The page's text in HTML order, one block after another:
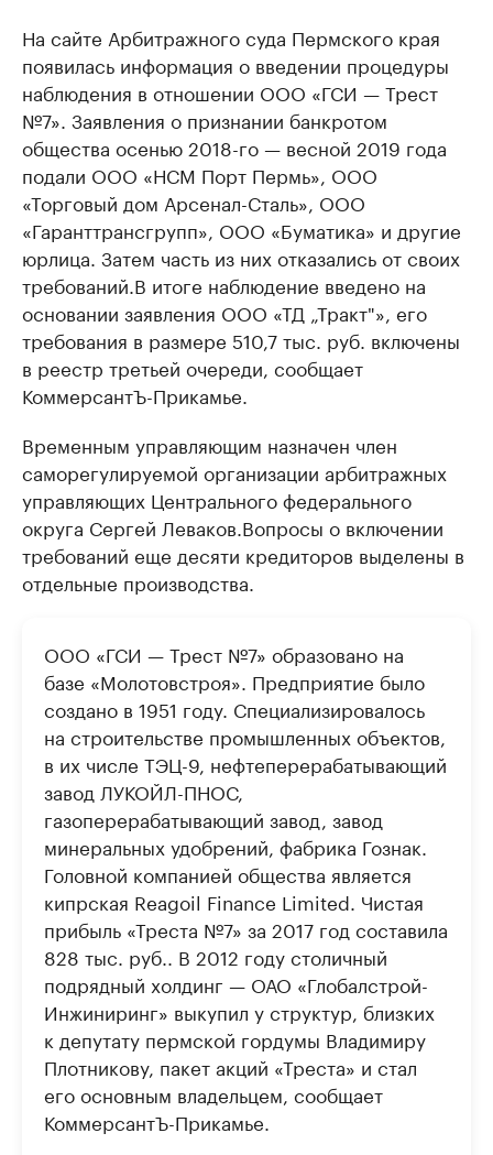
На сайте Арбитражного суда Пермского края
появилась информация о введении процедуры
наблюдения в отношении ООО «ГСИ — Трест
№7». Заявления о признании банкротом
общества осенью 2018-го — весной 2019 года
подали ООО «НСМ Порт Пермь», ООО
«Торговый дом Арсенал-Сталь», ООО
«Гаранттрансгрупп», ООО «Буматика» и другие
юрлица. Затем часть из них отказались от своих
требований. В итоге наблюдение введено на
основании заявления ООО «ТД „Тракт"», его
требования в размере 510,7 тыс. руб. включены
в реестр третьей очереди, сообщает
КоммерсантЪ-Прикамье.
Временным управляющим назначен член
саморегулируемой организации арбитражных
управляющих Центрального федерального
округа Сергей Леваков. Вопросы о включении
требований еще десяти кредиторов выделены в
отдельные производства.
ООО «ГСИ — Трест №7» образовано на
базе «Молотовстроя». Предприятие было
создано в 1951 году. Специализировалось
на строительстве промышленных объектов,
в их числе ТЭЦ-9, нефтеперерабатывающий
завод ЛУКОЙЛ-ПНОС,
газоперерабатывающий завод, завод
минеральных удобрений, фабрика Гознак.
Головной компанией общества является
кипрская Reagoil Finance Limited. Чистая
прибыль «Треста №7» за 2017 год составила
828 тыс. руб.. В 2012 году столичный
подрядный холдинг — ОАО «Глобалстрой-
Инжиниринг» выкупил у структур, близких
к депутату пермской гордумы Владимиру
Плотникову, пакет акций «Треста» и стал
его основным владельцем, сообщает
КоммерсантЪ-Прикамье.